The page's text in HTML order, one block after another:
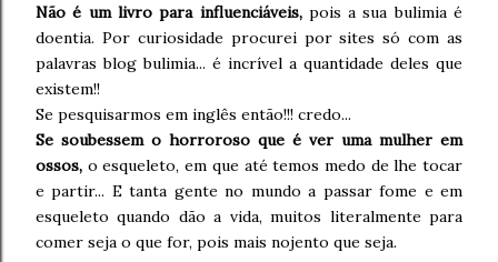
Não é um livro para influenciáveis,pois a sua bulimia é
doentia. Por curiosidade procurei por sites só com as
palavras blog bulimia... é incrível a quantidade deles que
existem!!
Se pesquisarmos em inglês então!!! credo...
Se soubessem o horroroso que é ver uma mulher em
ossos, o esqueleto, em que até temos medo de lhe tocar
e partir... E tanta gente no mundo a passar fome e em
esqueleto quando dão a vida, muitos literalmente para
comer seja o que for, pois mais nojento que seja.